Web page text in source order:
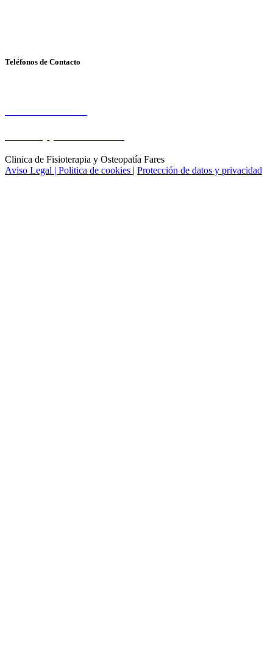
Teléfonos de Contacto
Clinica de Fisioterapia y Osteopatía Fares
Aviso Legal | Politica de cookies | Protección de datos y privacidad